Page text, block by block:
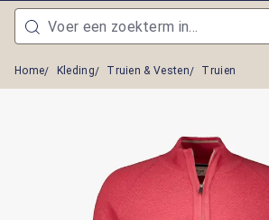
Home Kleding Truien & Vesten Truien